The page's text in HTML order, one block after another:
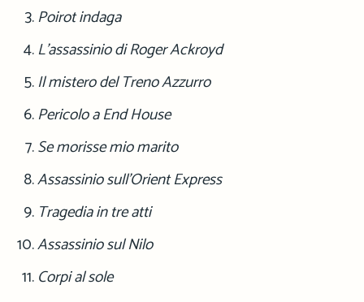
Poirot indaga
L’assassinio di Roger Ackroyd
Il mistero del Treno Azzurro
Pericolo a End House
Se morisse mio marito
Assassinio sull’Orient Express
Tragedia in tre atti
Assassinio sul Nilo
Corpi al sole